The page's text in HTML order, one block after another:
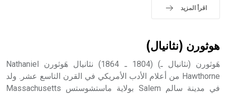
sign تكتب منفصلة غير متصلة، وتعتمد المبدأ الأكوروفوني،اقرأ المزيد
هوثورن (نثانيال)
هَوثورن (نثانيال ـ) (1804 ـ 1864) نثانيال هَوثورن Nathaniel
Hawthorne من أعلام الأدب الأمريكي في القرن التاسع عشر. ولد
في مدينة سالم Salem بولاية ماستشوستس Massachusetts